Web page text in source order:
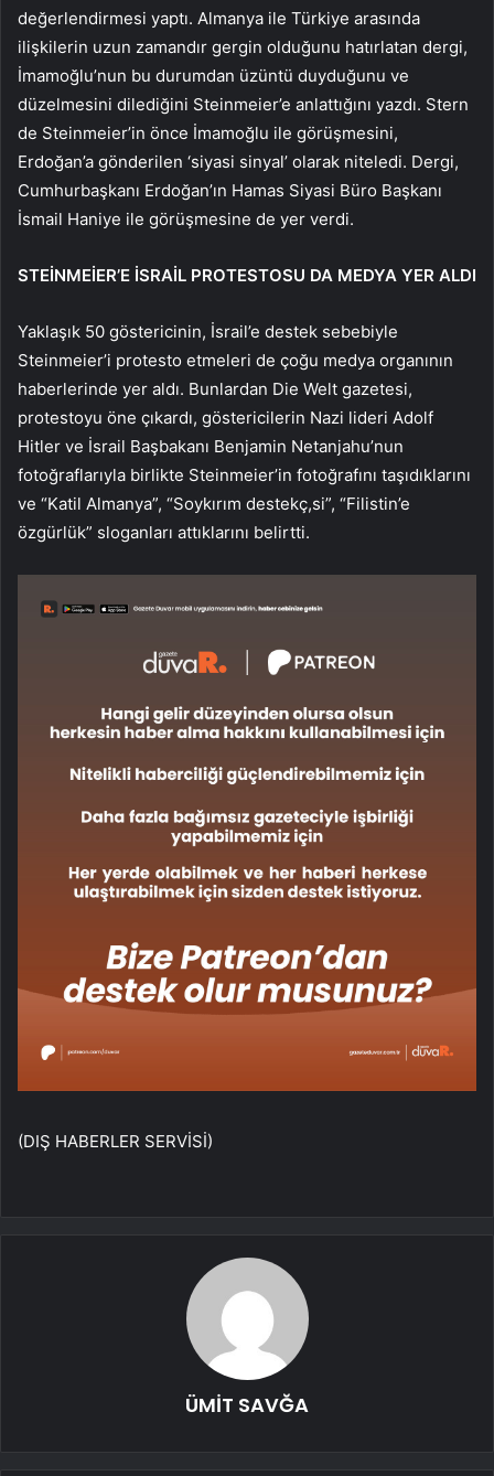
değerlendirmesi yaptı. Almanya ile Türkiye arasında
ilişkilerin uzun zamandır gergin olduğunu hatırlatan dergi,
İmamoğlu’nun bu durumdan üzüntü duyduğunu ve
düzelmesini dilediğini Steinmeier’e anlattığını yazdı. Stern
de Steinmeier’in önce İmamoğlu ile görüşmesini,
Erdoğan’a gönderilen ‘siyasi sinyal’ olarak niteledi. Dergi,
Cumhurbaşkanı Erdoğan’ın Hamas Siyasi Büro Başkanı
İsmail Haniye ile görüşmesine de yer verdi.
STEİNMEİER’E İSRAİL PROTESTOSU DA MEDYA YER ALDI
Yaklaşık 50 göstericinin, İsrail’e destek sebebiyle
Steinmeier’i protesto etmeleri de çoğu medya organının
haberlerinde yer aldı. Bunlardan Die Welt gazetesi,
protestoyu öne çıkardı, göstericilerin Nazi lideri Adolf
Hitler ve İsrail Başbakanı Benjamin Netanjahu’nun
fotoğraflarıyla birlikte Steinmeier’in fotoğrafını taşıdıklarını
ve “Katil Almanya”, “Soykırım destekç,si”, “Filistin’e
özgürlük” sloganları attıklarını belirtti.
(DIŞ HABERLER SERVİSİ)
ÜMİT SAVĞA